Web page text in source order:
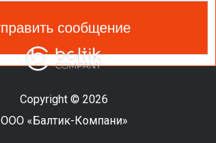
Copyright © 2026
ООО «Балтик-Компани»